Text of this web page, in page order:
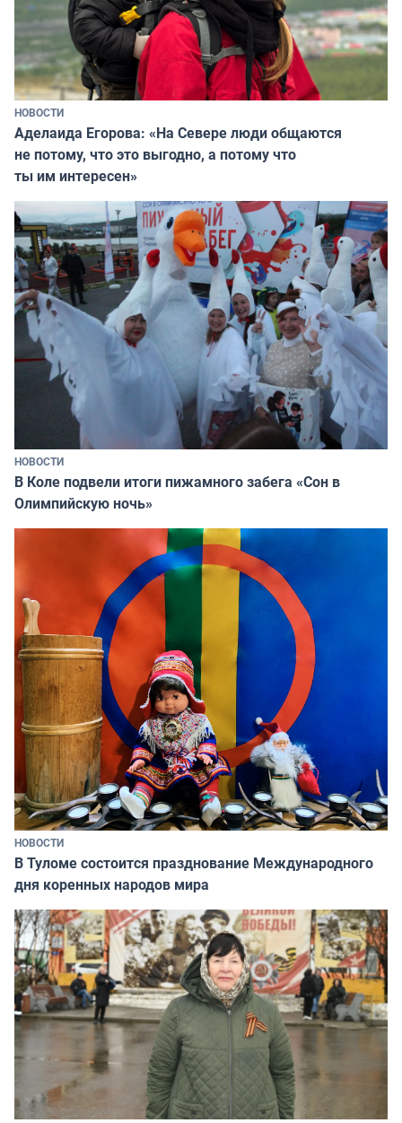
НОВОСТИ
Аделаида Егорова: «На Севере люди общаются
не потому, что это выгодно, а потому что
ты им интересен»
НОВОСТИ
В Коле подвели итоги пижамного забега «Сон в
Олимпийскую ночь»
НОВОСТИ
В Туломе состоится празднование Международного
дня коренных народов мира